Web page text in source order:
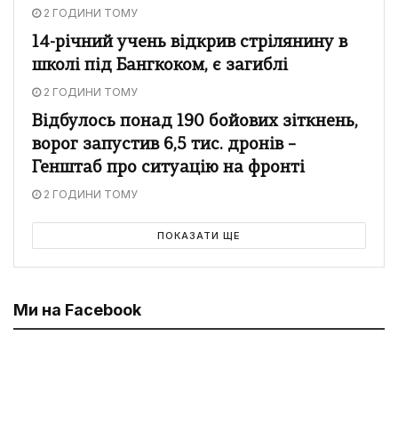
2 ГОДИНИ ТОМУ
14-річний учень відкрив стрілянину в
школі під Бангкоком, є загиблі
2 ГОДИНИ ТОМУ
Відбулось понад 190 бойових зіткнень,
ворог запустив 6,5 тис. дронів –
Генштаб про ситуацію на фронті
2 ГОДИНИ ТОМУ
ПОКАЗАТИ ЩЕ
Ми на Facebook